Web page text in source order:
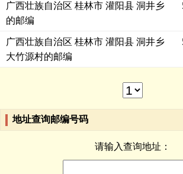
广西壮族自治区 桂林市 灌阳县 洞井乡
的邮编
广西壮族自治区 桂林市 灌阳县 洞井乡
大竹源村的邮编
地址查询邮编号码
请输入查询地址：